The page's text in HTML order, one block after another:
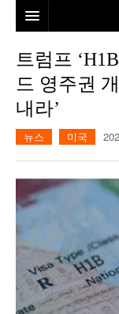
본사소개
뉴스
동포
미국
칼럼
발행인칼럼
이명덕칼럼
김선옥칼럼
김원동칼럼
건강
100인선/독자광장
100인선
독자광장
여행
인근여행지
인터뷰/탐방
트럼프
드 영주권
내라’
뉴스 미국